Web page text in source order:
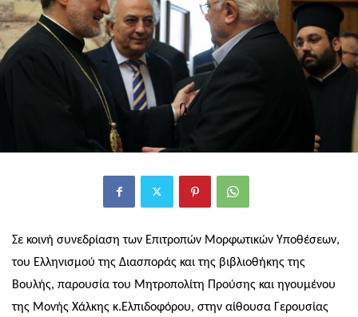
Σε κοινή συνεδρίαση των Επιτροπών Μορφωτικών Υποθέσεων,
του Ελληνισμού της Διασποράς και της βιβλιοθήκης της
Βουλής, παρουσία του Μητροπολίτη Προύσης και ηγουμένου
της Μονής Χάλκης κ.Ελπιδοφόρου, στην αίθουσα Γερουσίας